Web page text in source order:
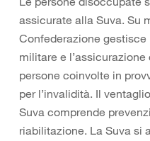
assicurate alla Suva. Su
Confederazione gestisce
militare e
persone coinvolte in
per l’invalidità. Il
Suva comprende
riabilitazione. La Suva si